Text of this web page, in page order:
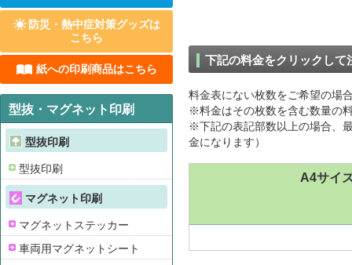
下記の料金をクリックして
料金表にない枚数をご希望の場
※料金はその枚数を含む数量の
※下記の表記部数以上の場合、
金になります）
A4サイ
防災・熱中症対策グッズは
こちら
紙への印刷商品はこちら
型抜・マグネット印刷
型抜印刷
型抜印刷
マグネット印刷
マグネットステッカー
車両用マグネットシート